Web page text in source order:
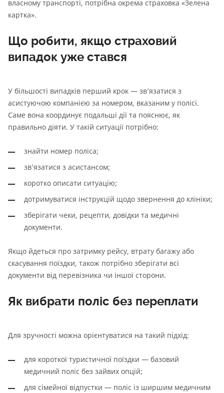
власному транспорті, потрібна окрема страховка «Зелена
картка».
Що робити, якщо страховий
випадок уже стався
У більшості випадків перший крок — зв’язатися з
асистуючою компанією за номером, вказаним у полісі.
Саме вона координує подальші дії та пояснює, як
правильно діяти. У такій ситуації потрібно:
знайти номер поліса;
зв’язатися з асистансом;
коротко описати ситуацію;
дотримуватися інструкцій щодо звернення до клініки;
зберігати чеки, рецепти, довідки та медичні
документи.
Якщо йдеться про затримку рейсу, втрату багажу або
скасування поїздки, також потрібно зберігати всі
документи від перевізника чи іншої сторони.
Як вибрати поліс без переплати
Для зручності можна орієнтуватися на такий підхід:
для короткої туристичної поїздки — базовий
медичний поліс без зайвих опцій;
для сімейної відпустки — поліс із ширшим медичним